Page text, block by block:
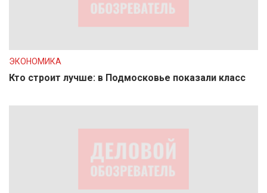
ЭКОНОМИКА
Кто строит лучше: в Подмосковье показали класс